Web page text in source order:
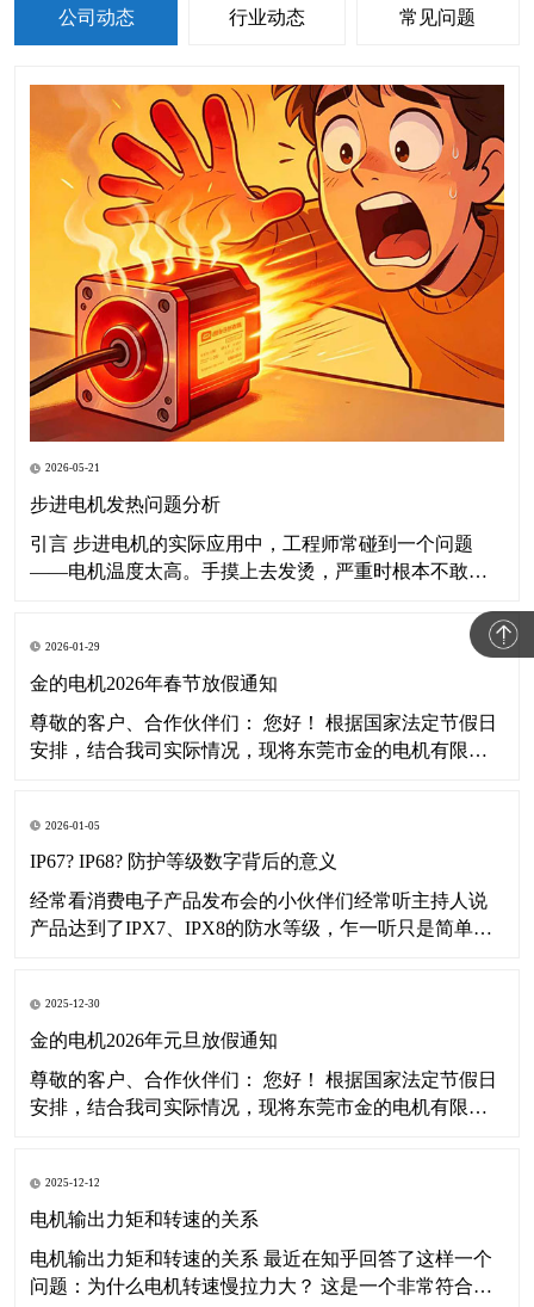
公司动态 行业动态 常见问题
2026-05-21
步进电机发热问题分析
引言 步进电机的实际应用中，工程师常碰到一个问题
——电机温度太高。手摸上去发烫，严重时根本不敢
么后果，以及怎么解决。 一、步进电机发热的原因分析
所谓"电机发烫"，说白了就是运行温度明显超出正常范
围。要讲清楚这个事，得从热平衡说起。 1.1
2026-01-29
金的电机2026年春节放假通知
尊敬的客户、合作伙伴们： 您好！ 根据国家法定节假日
安排，结合我司实际情况，现将东莞市金的电机有限公
月初七星期一）放假，共17天。 2026年2月24日（农历正
月初八星期二
2026-01-05
IP67? IP68? 防护等级数字背后的意义
经常看消费电子产品发布会的小伙伴们经常听主持人说
产品达到了IPX7、IPX8的防水等级，乍一听只是简单的
级。 其实啊这个IP等级并不单指防水等级，而是“外壳防
护等级”。IP是Ingress Pr
2025-12-30
金的电机2026年元旦放假通知
尊敬的客户、合作伙伴们： 您好！ 根据国家法定节假日
安排，结合我司实际情况，现将东莞市金的电机有限公
2026年1月4日（星期日）起正常恢复办公及运营。 二、
温馨提示
2025-12-12
电机输出力矩和转速的关系
电机输出力矩和转速的关系 最近在知乎回答了这样一个
问题：为什么电机转速慢拉力大？ 这是一个非常符合直